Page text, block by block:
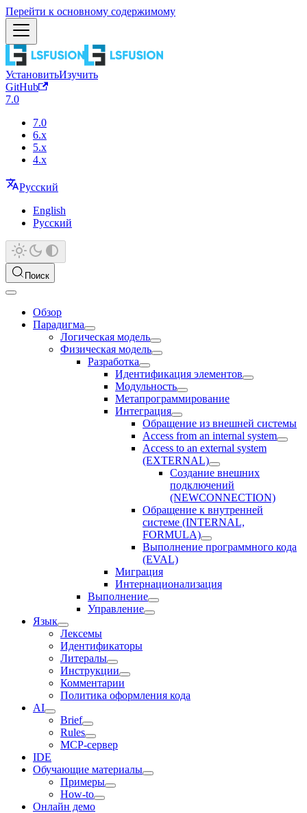
Перейти к основному содержимому
УстановитьИзучить
GitHub
7.0
7.0
6.x
5.x
4.x
Русский
English
Русский
Поиск
Обзор
Парадигма
Логическая модель
Физическая модель
Разработка
Идентификация элементов
Модульность
Метапрограммирование
Интеграция
Обращение из внешней системы
Access from an internal system
Access to an external system
(EXTERNAL)
Создание внешних
подключений
(NEWCONNECTION)
Обращение к внутренней
системе (INTERNAL,
FORMULA)
Выполнение программного кода
(EVAL)
Миграция
Интернационализация
Выполнение
Управление
Язык
Лексемы
Идентификаторы
Литералы
Инструкции
Комментарии
Политика оформления кода
AI
Brief
Rules
MCP-сервер
IDE
Обучающие материалы
Примеры
How-to
Онлайн демо